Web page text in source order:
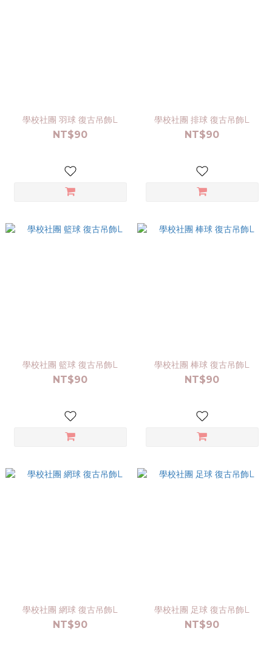
學校社團 羽球 復古吊飾L
NT$90
學校社團 排球 復古吊飾L
NT$90
學校社團 籃球 復古吊飾L
NT$90
學校社團 棒球 復古吊飾L
NT$90
學校社團 網球 復古吊飾L
NT$90
學校社團 足球 復古吊飾L
NT$90